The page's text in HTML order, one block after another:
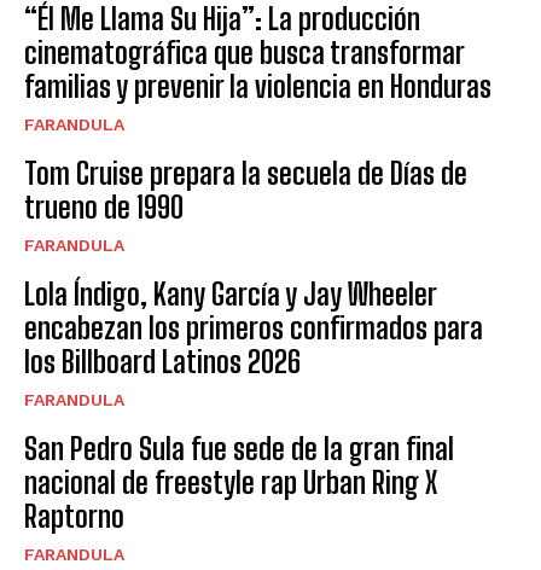
“Él Me Llama Su Hija”: La producción
cinematográfica que busca transformar
familias y prevenir la violencia en Honduras
FARANDULA
Tom Cruise prepara la secuela de Días de
trueno de 1990
FARANDULA
Lola Índigo, Kany García y Jay Wheeler
encabezan los primeros confirmados para
los Billboard Latinos 2026
FARANDULA
San Pedro Sula fue sede de la gran final
nacional de freestyle rap Urban Ring X
Raptorno
FARANDULA